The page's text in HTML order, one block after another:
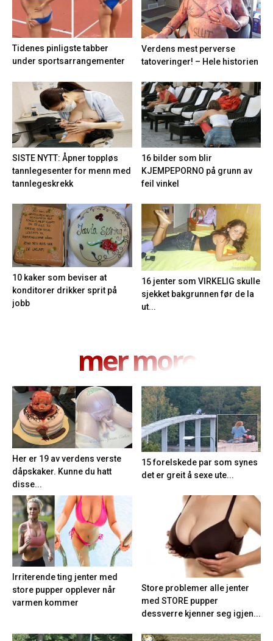
Tidenes pinligste tabber
under sportsarrangementer
Verdens mest perverse
tatoveringer! – Hele historien
SISTE NYTT: Åpner toppløs
tannlegesenter for menn med
tannlegeskrekk
16 bilder som blir
KJEMPEPORNO på grunn av
feil vinkel
10 kaker som beviser at
konditorer drikker sprit på
jobb
16 jenter som VIRKELIG skulle
sjekket bakgrunnen før de la
ut...
mer moro
Her er 19 av verdens verste
dåpskaker. Kunne du hatt
disse...
15 forelskede par som synes
det er greit å sexe ute...
Irriterende ting jenter med
store pupper opplever når
varmen kommer
Store problemer alle jenter
med STORE pupper
dessverre kjenner seg igjen...